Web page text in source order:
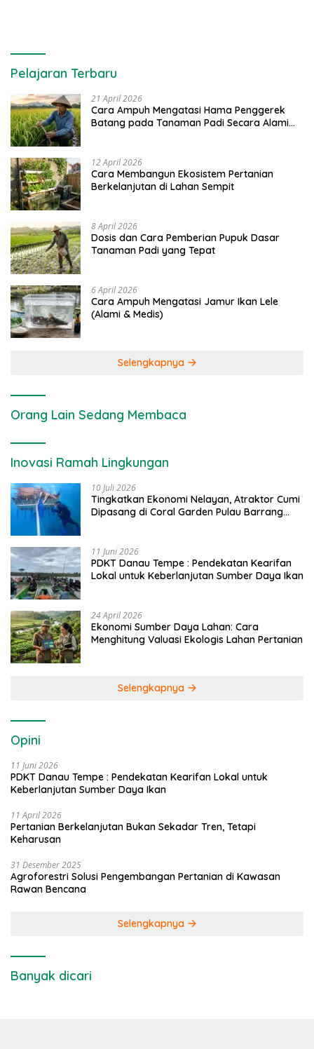
Pelajaran Terbaru
21 April 2026
Cara Ampuh Mengatasi Hama Penggerek
Batang pada Tanaman Padi Secara Alami
12 April 2026
Cara Membangun Ekosistem Pertanian
Berkelanjutan di Lahan Sempit
8 April 2026
Dosis dan Cara Pemberian Pupuk Dasar
Tanaman Padi yang Tepat
6 April 2026
Cara Ampuh Mengatasi Jamur Ikan Lele
(Alami & Medis)
Selengkapnya
Orang Lain Sedang Membaca
Inovasi Ramah Lingkungan
10 Juli 2026
Tingkatkan Ekonomi Nelayan, Atraktor Cumi
Dipasang di Coral Garden Pulau Barrang
11 Juni 2026
PDKT Danau Tempe : Pendekatan Kearifan
Lokal untuk Keberlanjutan Sumber Daya Ikan
24 April 2026
Ekonomi Sumber Daya Lahan: Cara
Menghitung Valuasi Ekologis Lahan Pertanian
Selengkapnya
Opini
11 Juni 2026
PDKT Danau Tempe : Pendekatan Kearifan Lokal untuk
Keberlanjutan Sumber Daya Ikan
11 April 2026
Pertanian Berkelanjutan Bukan Sekadar Tren, Tetapi
Keharusan
31 Desember 2025
Agroforestri Solusi Pengembangan Pertanian di Kawasan
Rawan Bencana
Selengkapnya
Banyak dicari